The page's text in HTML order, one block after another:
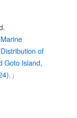
of
Goto Island,
」